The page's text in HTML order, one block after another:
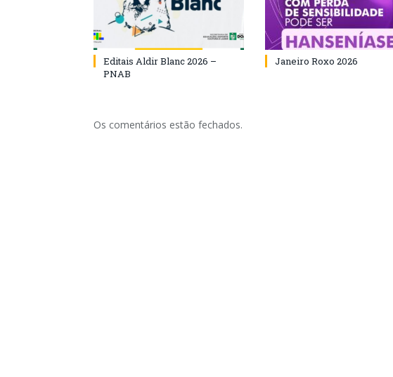
Editais Aldir Blanc 2026 –
PNAB
Janeiro Roxo 2026
Os comentários estão fechados.